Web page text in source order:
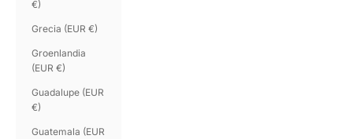
€)
Grecia (EUR €)
Groenlandia
(EUR €)
Guadalupe (EUR
€)
Guatemala (EUR